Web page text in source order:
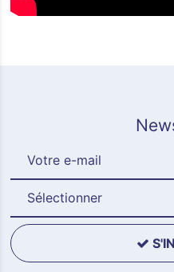
Sélectionner